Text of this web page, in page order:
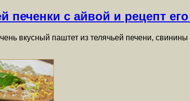
печенки с айвой и рецепт
вкусный паштет из телячьей печени,